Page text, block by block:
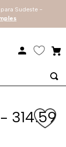
Sudeste -
314.59